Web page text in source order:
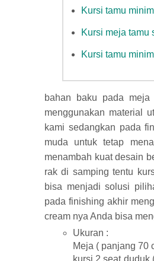
Kursi tamu
Kursi meja tamu
Kursi tamu
bahan baku pada
menggunakan material
kami sedangkan pada
muda untuk tetap
menambah kuat desain
rak di samping tentu
bisa menjadi solusi
pada finishing akhir
cream nya Anda bisa
Ukuran :
Meja ( panjang 70
kursi 2 seat duduk